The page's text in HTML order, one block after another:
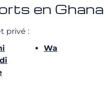
en Ghana
privé :
Wa